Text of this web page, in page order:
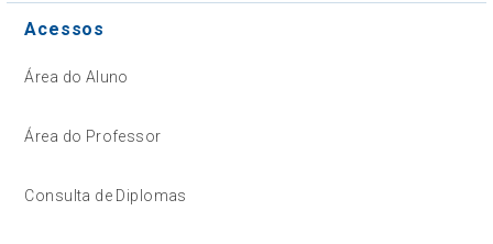
Acessos
Área do Aluno
Área do Professor
Consulta de Diplomas